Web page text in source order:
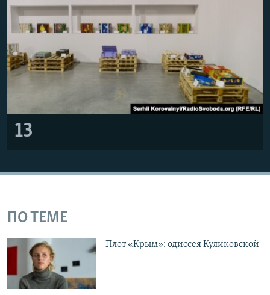
13
ПО ТЕМЕ
Плот «Крым»: одиссея Куликовской